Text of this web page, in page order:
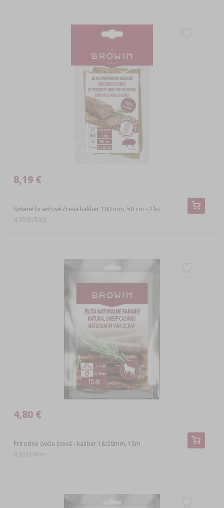
Sušené bravčové črevá kaliber 100 mm, 50 cm - 2 ks
8,19 €
4,09 EUR/ks.
Prírodné ovčie črevá - kaliber 18/20mm, 15m
4,80 €
0,32 EUR/m